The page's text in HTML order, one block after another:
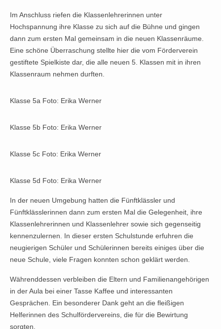
Im Anschluss riefen die Klassenlehrerinnen unter
Hochspannung ihre Klasse zu sich auf die Bühne und gingen
dann zum ersten Mal gemeinsam in die neuen Klassenräume.
Eine schöne Überraschung stellte hier die vom Förderverein
gestiftete Spielkiste dar, die alle neuen 5. Klassen mit in ihren
Klassenraum nehmen durften.
Klasse 5a Foto: Erika Werner
Klasse 5b Foto: Erika Werner
Klasse 5c Foto: Erika Werner
Klasse 5d Foto: Erika Werner
In der neuen Umgebung hatten die Fünftklässler und
Fünftklässlerinnen dann zum ersten Mal die Gelegenheit, ihre
Klassenlehrerinnen und Klassenlehrer sowie sich gegenseitig
kennenzulernen. In dieser ersten Schulstunde erfuhren die
neugierigen Schüler und Schülerinnen bereits einiges über die
neue Schule, viele Fragen konnten schon geklärt werden.
Währenddessen verbleiben die Eltern und Familienangehörigen
in der Aula bei einer Tasse Kaffee und interessanten
Gesprächen. Ein besonderer Dank geht an die fleißigen
Helferinnen des Schulfördervereins, die für die Bewirtung
sorgten.